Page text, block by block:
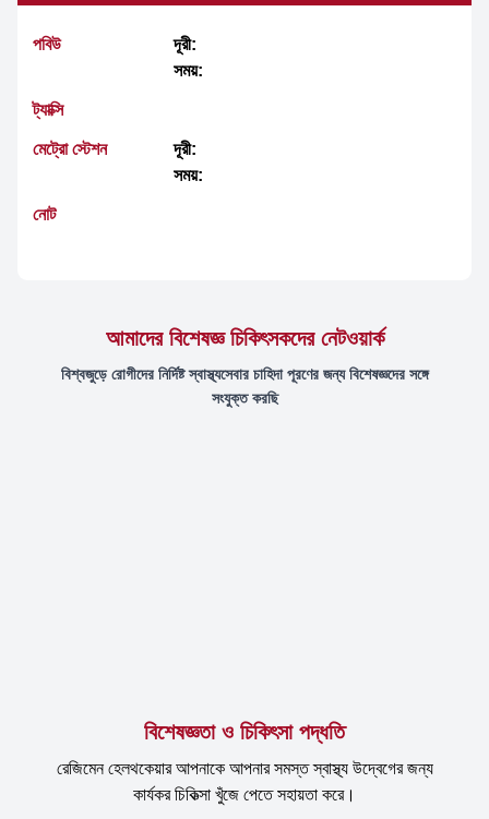
পবিউ
দূরী:
সময়:
ট্যাক্সি
মেট্রো স্টেশন
দূরী:
সময়:
নোট
আমাদের বিশেষজ্ঞ চিকিৎসকদের নেটওয়ার্ক
বিশ্বজুড়ে রোগীদের নির্দিষ্ট স্বাস্থ্যসেবার চাহিদা পূরণের জন্য বিশেষজ্ঞদের সঙ্গে
সংযুক্ত করছি
বিশেষজ্ঞতা ও চিকিৎসা পদ্ধতি
রেজিমেন হেলথকেয়ার আপনাকে আপনার সমস্ত স্বাস্থ্য উদ্বেগের জন্য
কার্যকর চিকিত্সা খুঁজে পেতে সহায়তা করে।